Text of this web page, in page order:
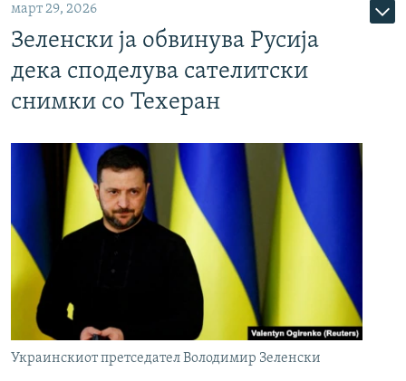
март 29, 2026
Зеленски ја обвинува Русија
дека споделува сателитски
снимки со Техеран
Украинскиот претседател Володимир Зеленски